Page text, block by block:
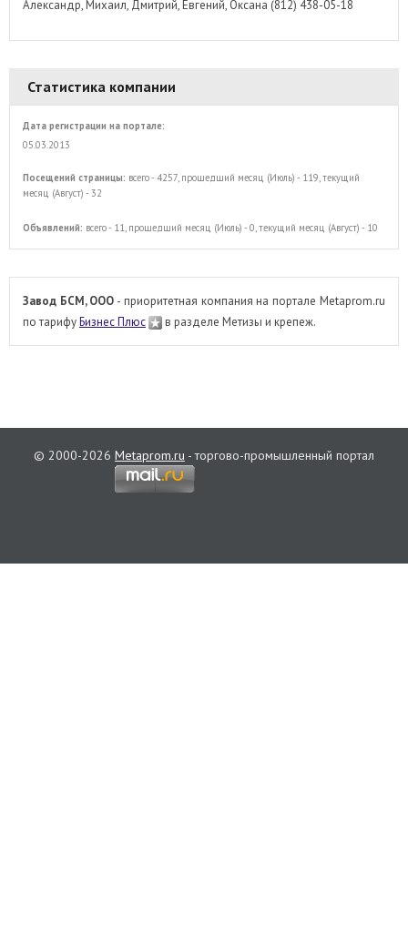
Александр, Михаил, Дмитрий, Евгений, Оксана (812) 438-05-18
Статистика компании
Дата регистрации на портале:
05.03.2013
Посещений страницы: всего - 4257, прошедший месяц (Июль) - 119, текущий
месяц (Август) - 32
Объявлений: всего - 11, прошедший месяц (Июль) - 0, текущий месяц (Август) - 10
Завод БСМ, ООО - приоритетная компания на портале Metaprom.ru
по тарифуБизнес Плюс в разделе Метизы и крепеж.
© 2000-2026 Metaprom.ru - торгово-промышленный портал